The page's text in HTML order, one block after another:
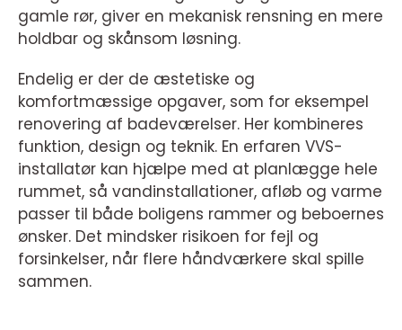
gamle rør, giver en mekanisk rensning en mere
holdbar og skånsom løsning.
Endelig er der de æstetiske og
komfortmæssige opgaver, som for eksempel
renovering af badeværelser. Her kombineres
funktion, design og teknik. En erfaren VVS-
installatør kan hjælpe med at planlægge hele
rummet, så vandinstallationer, afløb og varme
passer til både boligens rammer og beboernes
ønsker. Det mindsker risikoen for fejl og
forsinkelser, når flere håndværkere skal spille
sammen.